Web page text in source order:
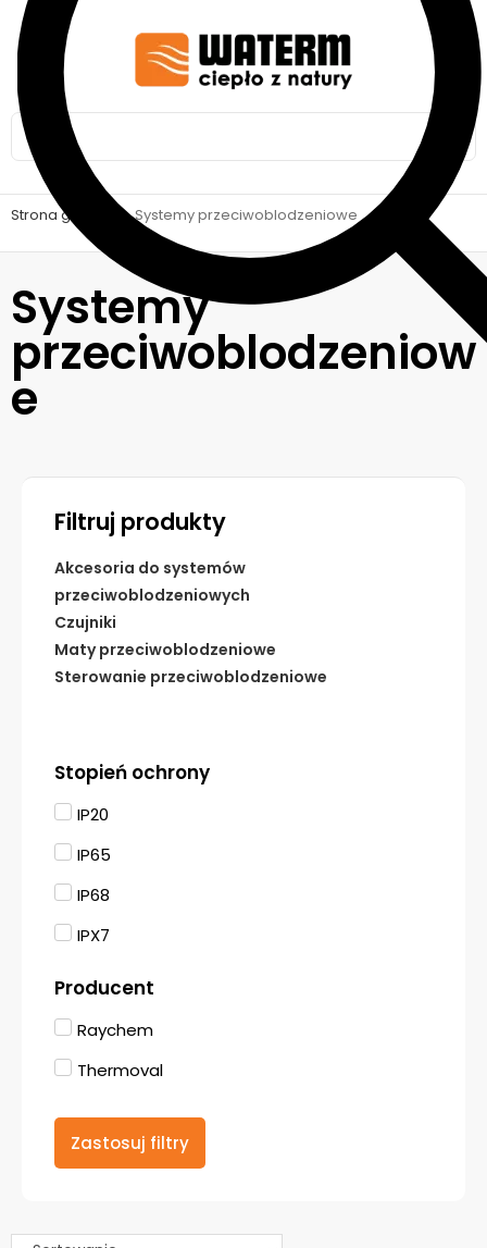
Strona główna > Systemy przeciwoblodzeniowe
Systemy
przeciwoblodzeniow
e
Filtruj produkty
Akcesoria do systemów
przeciwoblodzeniowych
Czujniki
Maty przeciwoblodzeniowe
Sterowanie przeciwoblodzeniowe
Stopień ochrony
IP20
IP65
IP68
IPX7
Producent
Raychem
Thermoval
Zastosuj filtry